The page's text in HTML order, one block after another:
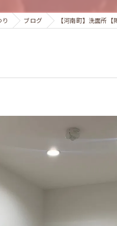
ブログ 【河南町】洗面所【